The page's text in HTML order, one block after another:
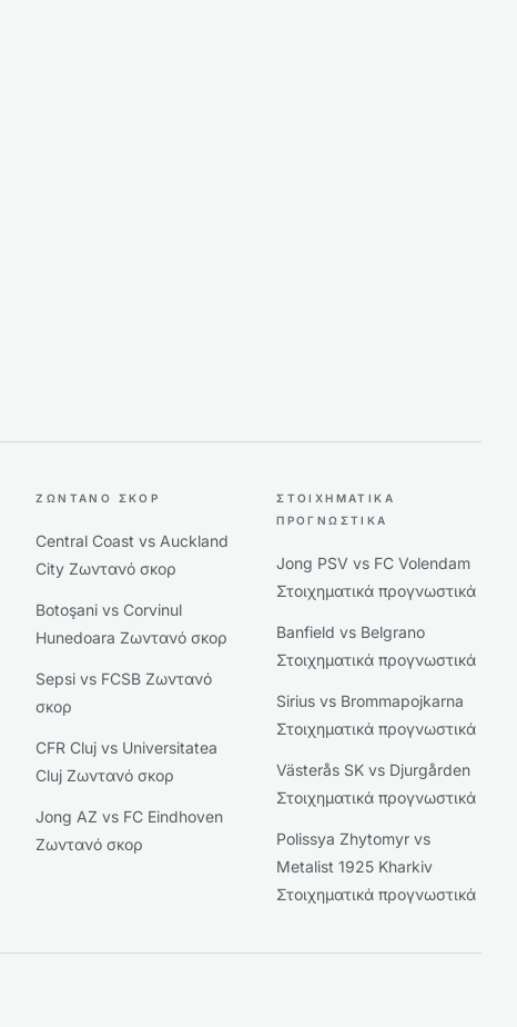
ΖΩΝΤΑΝΌ ΣΚΟΡ
Central Coast vs Auckland
City Ζωντανό σκορ
Botoşani vs Corvinul
Hunedoara Ζωντανό σκορ
Sepsi vs FCSB Ζωντανό
σκορ
CFR Cluj vs Universitatea
Cluj Ζωντανό σκορ
Jong AZ vs FC Eindhoven
Ζωντανό σκορ
ΣΤΟΙΧΗΜΑΤΙΚΆ
ΠΡΟΓΝΩΣΤΙΚΆ
Jong PSV vs FC Volendam
Στοιχηματικά προγνωστικά
Banfield vs Belgrano
Στοιχηματικά προγνωστικά
Sirius vs Brommapojkarna
Στοιχηματικά προγνωστικά
Västerås SK vs Djurgården
Στοιχηματικά προγνωστικά
Polissya Zhytomyr vs
Metalist 1925 Kharkiv
Στοιχηματικά προγνωστικά